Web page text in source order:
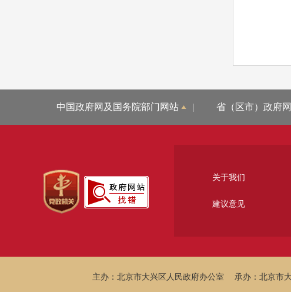
中国政府网及国务院部门网站 | 省（区市）政府
关于我们
建议意见
主办：北京市大兴区人民政府办公室 承办：北京市